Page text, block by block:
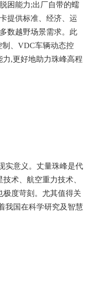
困能力;出厂自带的蠕
提供标准、经济、运
数越野场景需求。此
制、VDC车辆动态控
,更好地助力珠峰高程
实意义。丈量珠峰是代
术、航空重力技术、
极度苛刻。尤其值得关
我国在科学研究及智慧